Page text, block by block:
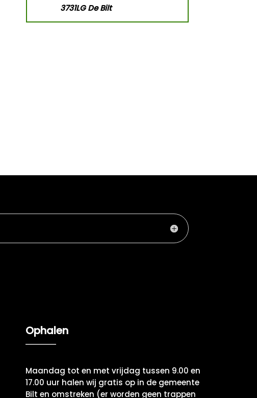
3731LG De Bilt
Ophalen
Maandag tot en met vrijdag tussen 9.00 en
17.00 uur halen wij gratis op in de gemeente
Bilt en omstreken (er worden geen trappen